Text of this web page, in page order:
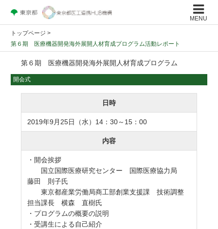
MENU
トップページ >
第６期 医療機器開発海外展開人材育成プログラム活動レポート
第６期 医療機器開発海外展開人材育成プログラム
開会式
日時
2019年9月25日（水）14：30～15：00
内容
・開会挨拶
国立国際医療研究センター 国際医療協力局
藤田 則子氏
東京都産業労働局商工部創業支援課 技術調整
担当課長 横森 直樹氏
・プログラムの概要の説明
・受講生による自己紹介